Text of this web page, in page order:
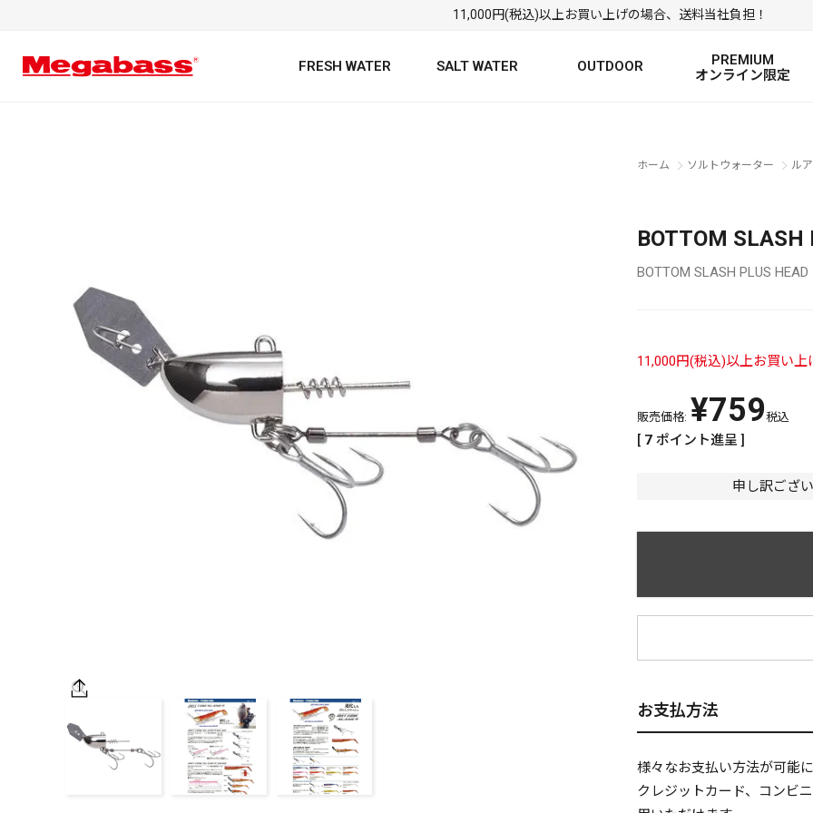
11,000円(税込)以上お買い上げの場合、送料当社負担！
FRESH WATER
TROUT ROD TROUT LURE
SALT WATER
SALTWATER LURE
OUTDOOR
PREMIUM
オンライン限定
絞り込み検索
PREMIUM オンライン限定
ホーム ソルトウォーター ル
BOTTOM SLASH
BOTTOM SLASH PLUS HEAD
11,000円(税込)以上お買い
申し訳ござ
販売価格: ¥759税込
[ 7 ポイント進呈 ]
お支払方法
様々なお支払い方法が可能
クレジットカード、コンビ